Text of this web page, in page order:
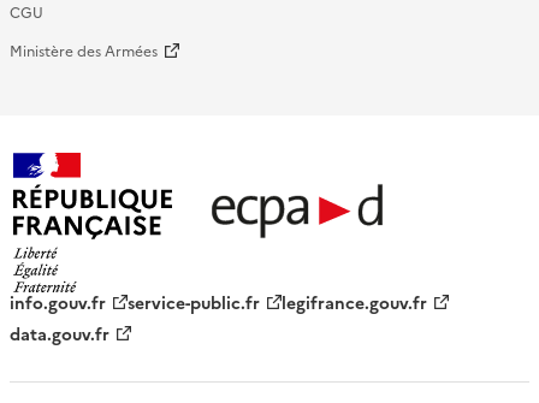
CGU
Ministère des Armées
française - ECPAD
info.gouv.fr service-public.fr
legifrance.gouv.fr
data.gouv.fr